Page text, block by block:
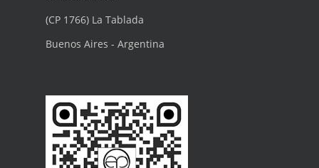
(CP 1766) La Tablada
Buenos Aires - Argentina